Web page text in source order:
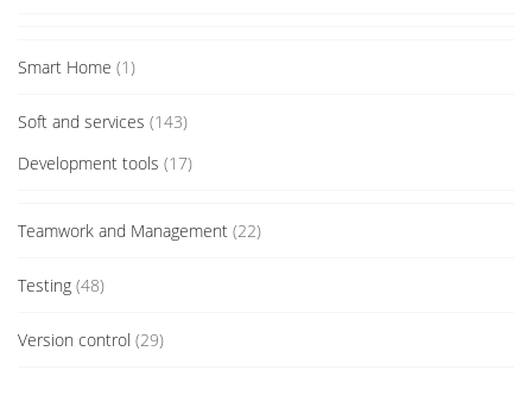
Smart Home (1)
Soft and services (143)
Development tools (17)
Teamwork and Management (22)
Testing (48)
Version control (29)